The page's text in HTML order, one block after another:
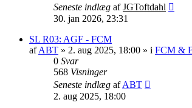
Seneste indlæg afJGToftdahl
30. jan 2026, 23:31
SL R03: AGF - FCM
afABT » 2. aug 2025, 18:00 » i FCM &
0 Svar
568 Visninger
Seneste indlæg afABT
2. aug 2025, 18:00